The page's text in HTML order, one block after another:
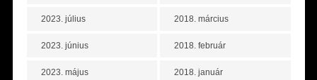
2023. július
2023. június
2023. május
2018. március
2018. február
2018. január